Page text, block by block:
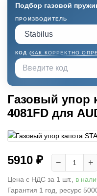
Подбор газовой
ПРОИЗВОДИТЕЛЬ
КОД (КАК КОРРЕКТНО
Газовый упор
4081FD для
5910 ₽ − +
Цена с НДС за 1 шт., в
Гарантия 1 год, ресурс